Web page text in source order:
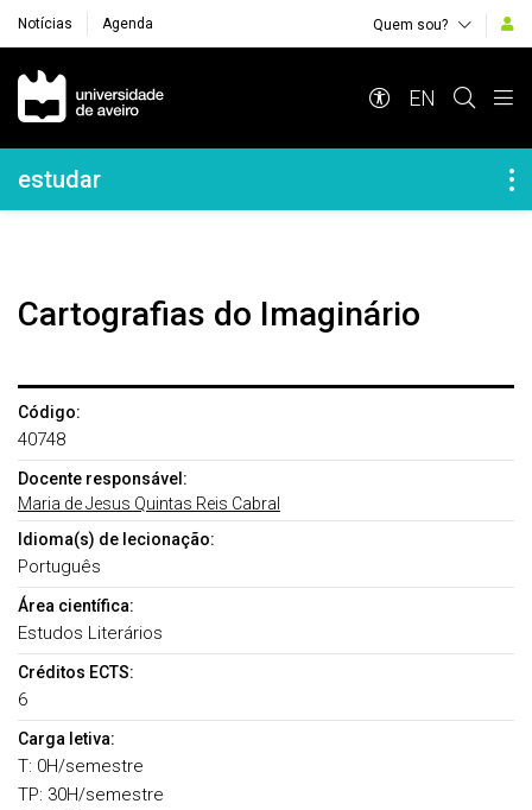
Notícias Agenda Quem sou?
Navegação Principal
EN
Navegação Lateral
estudar
Cartografias do Imaginário
Código:
40748
Docente responsável:
Maria de Jesus Quintas Reis Cabral
Idioma(s) de lecionação:
Português
Área científica:
Estudos Literários
Créditos ECTS:
6
Carga letiva:
T: 0H/semestre
TP: 30H/semestre